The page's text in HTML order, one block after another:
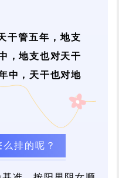
干管五年，地支
，地支也对天干
中，天干也对地
排的呢？